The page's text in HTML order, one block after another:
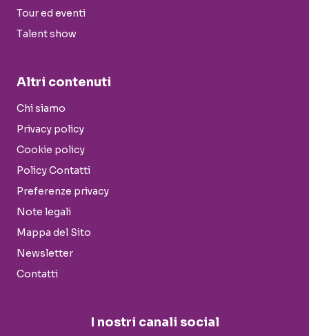
Tour ed eventi
Talent show
Altri contenuti
Chi siamo
Privacy policy
Cookie policy
Policy Contatti
Preferenze privacy
Note legali
Mappa del Sito
Newsletter
Contatti
I nostri canali social